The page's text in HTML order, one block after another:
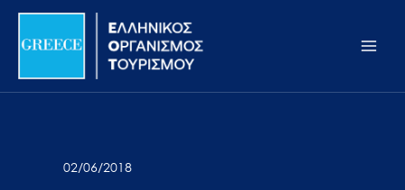
Σημείωση:
ιστότοπος
προσβασιμότητας.
Μετάβαση
περιεχόμενο
02/06/2018